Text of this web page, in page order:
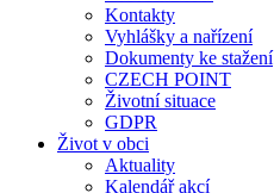
Kontakty
Vyhlášky a nařízení
Dokumenty ke stažení
CZECH POINT
Životní situace
GDPR
Život v obci
Aktuality
Kalendář akcí